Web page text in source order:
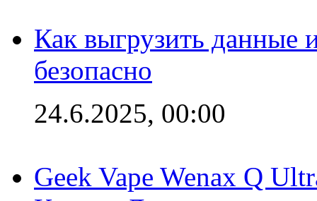
Как выгрузить данные
безопасно
24.6.2025, 00:00
Geek Vape Wenax Q